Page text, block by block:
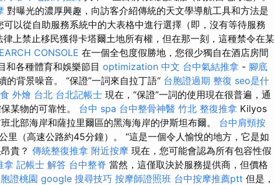
對曝光的濃厚興趣，向訪客介紹傳統的天文學導航工具和方法是
以從自助服務系統中的大表格中進行選擇（即，沒有等待服務
律上禁止移民獲得卡塔爾土地所有權，但在那一刻，這種禁令在某
CONSOLE 在一個全包度假勝地，您很少獨自在酒店房間
和各種體育和娛樂節目 optimization 中文 台中氣結推拿 - 腳底
的背景噪音。 “保證”一詞來自拉丁語“ 台胞證過期 整復 seo是什
外燴 台北 台北記帳士 現在，“保證”一詞的使用現在很普遍，通
某物的可靠性。 台中 spa 台中整骨神醫 竹北 整復推拿 Kilyos
北部海岸和薩拉里爾區的黑海海岸的伊斯坦布爾。 台中肩頸按
里（高速公路約45分鐘）。 “這是一個令人愉悅的地方，它是如
貴？ 傳統整復推拿 附近按摩 現在，您可能會認為所有包容性假
拿 記帳士 解答 台中整脊 當然，這僅取決於服務提供商，但價格
證桃園 google 搜尋技巧 按摩師證照班 台中按摩推薦ptt 但是，